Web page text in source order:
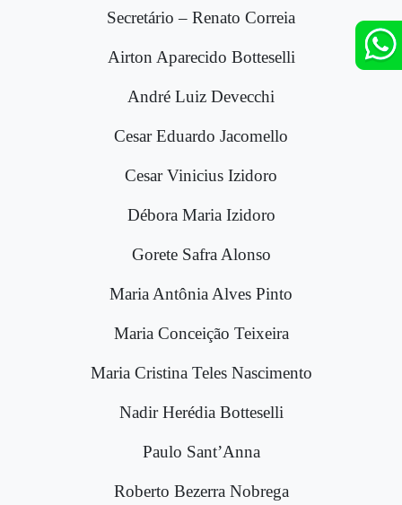
Secretário – Renato Correia
Airton Aparecido Botteselli
André Luiz Devecchi
Cesar Eduardo Jacomello
Cesar Vinicius Izidoro
Débora Maria Izidoro
Gorete Safra Alonso
Maria Antônia Alves Pinto
Maria Conceição Teixeira
Maria Cristina Teles Nascimento
Nadir Herédia Botteselli
Paulo Sant’Anna
Roberto Bezerra Nobrega